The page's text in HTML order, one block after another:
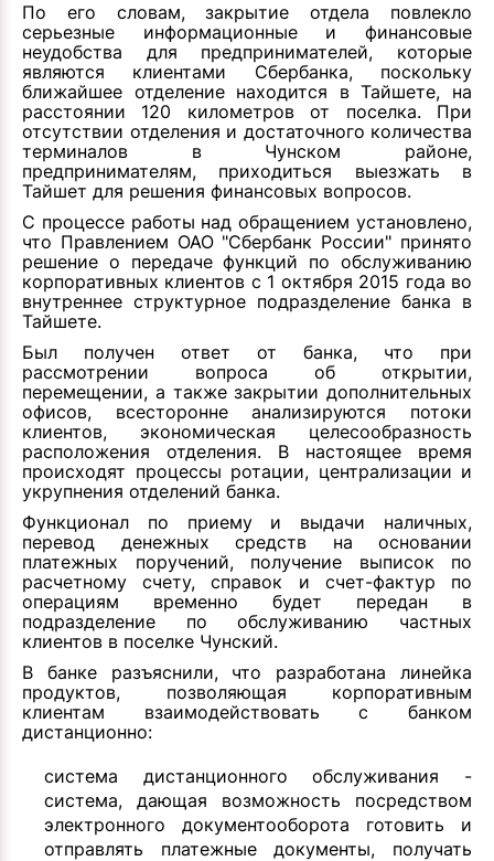
По его словам, закрытие отдела повлекло
серьезные информационные и финансовые
неудобства для предпринимателей, которые
являются клиентами Сбербанка, поскольку
ближайшее отделение находится в Тайшете, на
расстоянии 120 километров от поселка. При
отсутствии отделения и достаточного количества
терминалов в Чунском районе,
предпринимателям, приходиться выезжать в
Тайшет для решения финансовых вопросов.
С процессе работы над обращением установлено,
что Правлением ОАО "Сбербанк России" принято
решение о передаче функций по обслуживанию
корпоративных клиентов с 1 октября 2015 года во
внутреннее структурное подразделение банка в
Тайшете.
Был получен ответ от банка, что при
рассмотрении вопроса об открытии,
перемещении, а также закрытии дополнительных
офисов, всесторонне анализируются потоки
клиентов, экономическая целесообразность
расположения отделения. В настоящее время
происходят процессы ротации, централизации и
укрупнения отделений банка.
Функционал по приему и выдачи наличных,
перевод денежных средств на основании
платежных поручений, получение выписок по
расчетному счету, справок и счет-фактур по
операциям временно будет передан в
подразделение по обслуживанию частных
клиентов в поселке Чунский.
В банке разъяснили, что разработана линейка
продуктов, позволяющая корпоративным
клиентам взаимодействовать с банком
дистанционно:
система дистанционного обслуживания -
система, дающая возможность посредством
электронного документооборота готовить и
отправлять платежные документы, получать